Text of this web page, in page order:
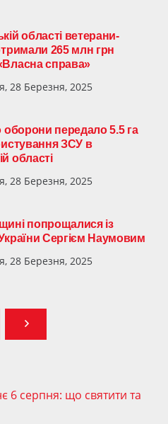
області ветерани-
265 млн грн
справа»
28 Березня, 2025
оборони передало 5.5 га
ЗСУ в
області
28 Березня, 2025
попрощалися із
Сергієм Наумовим
28 Березня, 2025
6 серпня: що святити та